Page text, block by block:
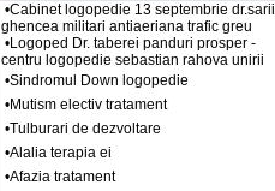
•Cabinet logopedie 13 septembrie dr.sarii
ghencea militari antiaeriana trafic greu
•Logoped Dr. taberei panduri prosper -
centru logopedie sebastian rahova unirii
•Sindromul Down logopedie
•Mutism electiv tratament
•Tulburari de dezvoltare
•Alalia terapia ei
•Afazia tratament